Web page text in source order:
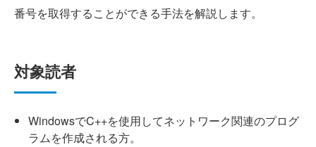
番号を取得することができる手法を解説します。
対象読者
WindowsでC++を使用してネットワーク関連のプログ
ラムを作成される方。